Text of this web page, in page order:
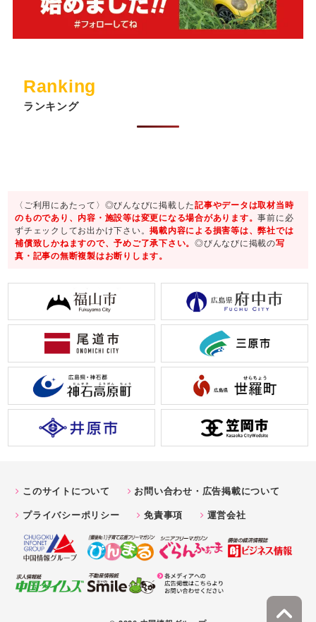
Ranking
ランキング
〈ご利用にあたって〉◎びんなびに掲載した記事やデータは取材当時
のものであり、内容・施設等は変更になる場合があります。事前に必
ずチェックしてお出かけ下さい。掲載内容による損害等は、弊社では
補償致しかねますので、予めご了承下さい。◎びんなびに掲載の写
真・記事の無断複製はお断りします。
このサイトについて
お問い合わせ・広告掲載について
プライバシーポリシー
免責事項 運営会社